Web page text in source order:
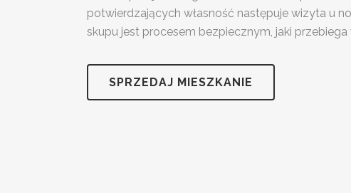
potwierdzających własność następuje wizyta u
skupu jest procesem bezpiecznym, jaki przebiega
SPRZEDAJ MIESZKANIE